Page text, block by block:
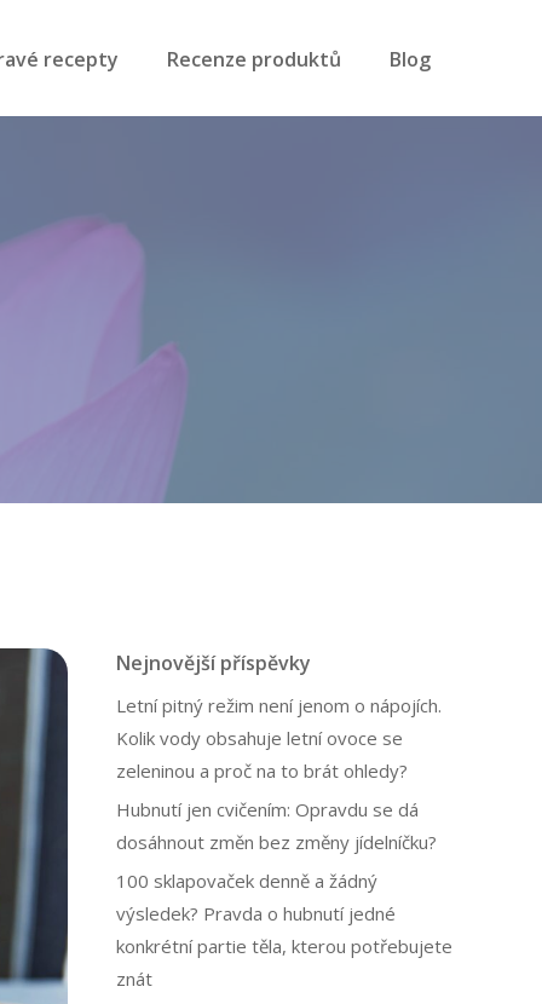
recepty Recenze produktů Blog
Nejnovější příspěvky
Letní pitný režim není jenom o nápojích.
Kolik vody obsahuje letní ovoce se
zeleninou a proč na to brát ohledy?
Hubnutí jen cvičením: Opravdu se dá
dosáhnout změn bez změny jídelníčku?
100 sklapovaček denně a žádný
výsledek? Pravda o hubnutí jedné
konkrétní partie těla, kterou potřebujete
znát